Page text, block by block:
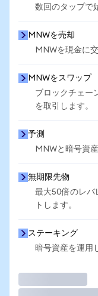
数回のタップで
MNWを売却
MNWを現金に
MNWをスワップ
ブロックチェー
を取引します。
予測
MNWと暗号資
無期限先物
最大50倍のレバ
トします。
ステーキング
暗号資産を運用